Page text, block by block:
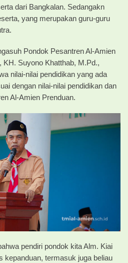
dari Bangkalan. Sedangakn
yang merupakan guru-guru
Pondok Pesantren Al-Amien
KH. Suyono Khatthab, M.Pd.,
nilai-nilai pendidikan yang ada
dengan nilai-nilai pendidikan dan
Al-Amien Prenduan.
pendiri pondok kita Alm. Kiai
kepanduan, termasuk juga beliau